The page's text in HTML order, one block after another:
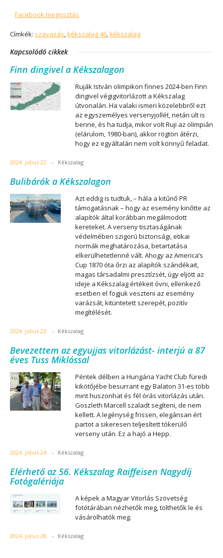
Facebook megosztás
Címkék: szavazás,kékszalag 46,kékszalag
Kapcsolódó cikkek
Finn dingivel a Kékszalagon
Ruják István olimpikon finnes 2024-ben Finn
dingivel végigvitorlázott a Kékszalag
útvonalán. Ha valaki ismeri közelebbről ezt
az egyszemélyes versenyjollét, netán ült is
benne, és ha tudja, mikor volt Ruji az olimpián
(elárulom, 1980-ban), akkor rögtön átérzi,
hogy ez egyáltalán nem volt könnyű feladat.
2024. július 22. - Kékszalag
Bulibárók a Kékszalagon
Azt eddig is tudtuk, – hála a kitűnő PR
támogatásnak – hogy az esemény kinőtte az
alapítók által korábban megálmodott
kereteket. A verseny tisztaságának
védelmében szigorú biztonsági, etikai
normák meghatározása, betartatása
elkerülhetetlenné vált. Ahogy az America’s
Cup 1870 óta őrzi az alapítók szándékait,
magas társadalmi presztízsét, úgy eljött az
ideje a Kékszalag értékeit óvni, ellenkező
esetben el fogjuk veszteni az esemény
varázsát, kitüntetett szerepét, pozitív
megítélését.
2024. július 23. - Kékszalag
Bevezettem az egyujjas vitorlázást- interjú a 87
éves Tuss Miklóssal
Péntek délben a Hungária Yacht Club füredi
kikötőjébe besurrant egy Balaton 31-es több
mint huszonhat és fél órás vitorlázás után.
Goszleth Marcell szaladt segíteni, de nem
kellett. A legénység frissen, elegánsan ért
partot a sikeresen teljesített tókerülő
verseny után. Ez a hajó a Hepp.
2024. július 24. - Kékszalag
Elérhető az 56. Kékszalag Raiffeisen Nagydíj
Fotógalériája
A képek a Magyar Vitorlás Szövetség
fotótárában nézhetők meg, tölthetők le és
vásárolhatók meg.
2024. július 28. - Kékszalag